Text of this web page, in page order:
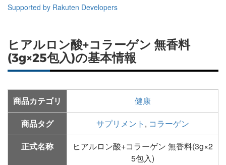
Supported by Rakuten Developers
ヒアルロン酸+コラーゲン 無香料
(3g×25包入)の基本情報
商品カテゴリ
健康
商品タグ
サプリメント , コラーゲン
正式名称
ヒアルロン酸+コラーゲン 無香料(3g×2
5包入)